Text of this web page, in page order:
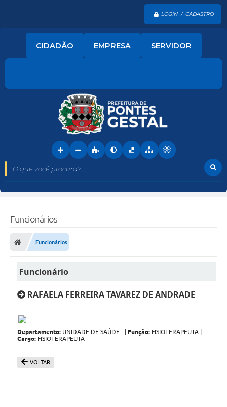
LOGIN / CADASTRO
O que você procura?
CIDADÃO EMPRESA SERVIDOR
Funcionários
Funcionários
Funcionário
RAFAELA FERREIRA TAVAREZ DE ANDRADE
Departamento: UNIDADE DE SAÚDE - | Função: FISIOTERAPEUTA |
Cargo: FISIOTERAPEUTA -
VOLTAR